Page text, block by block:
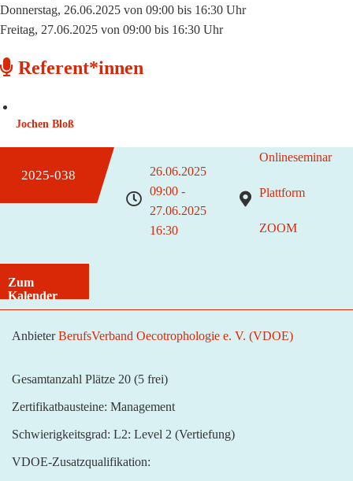
Donnerstag, 26.06.2025 von 09:00 bis 16:30 Uhr
Freitag, 27.06.2025 von 09:00 bis 16:30 Uhr
Referent*innen
Jochen Bloß
2025-038
26.06.2025
09:00 -
27.06.2025
16:30
Onlineseminar
Plattform
ZOOM
Zum
Kalender
hinzufügen
AnbieterBerufsVerband Oecotrophologie e. V. (VDOE)
Gesamtanzahl Plätze 20 (5 frei)
Zertifikatbausteine: Management
Schwierigkeitsgrad: L2: Level 2 (Vertiefung)
VDOE-Zusatzqualifikation: